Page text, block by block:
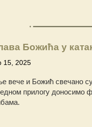
Божића у
15, 2025
вече и Божић свечано
прилогу доносимо